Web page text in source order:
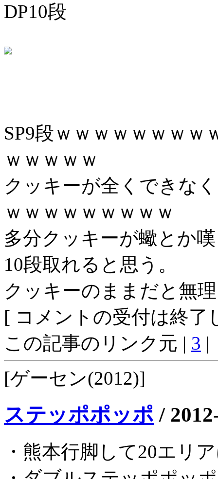
DP10段
SP9段ｗｗｗｗｗｗｗ
ｗｗｗｗｗ
クッキーが全くできな
ｗｗｗｗｗｗｗｗｗ
多分クッキーが蠍とか
10段取れると思う。
クッキーのままだと無
[ コメントの受付は終了
この記事のリンク元 | 3 |
[ゲーセン(2012)]
ステッポポッポ /
・熊本行脚して20エリ